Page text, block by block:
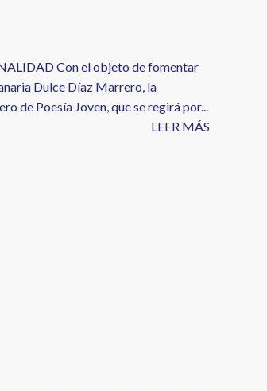
Con el objeto de fomentar
Dulce Díaz Marrero, la
de Poesía Joven, que se regirá por...
LEER MÁS